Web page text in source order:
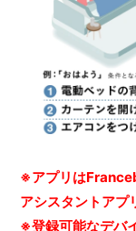
※アプリは
アシスタントアプ
※登録可能なデバ